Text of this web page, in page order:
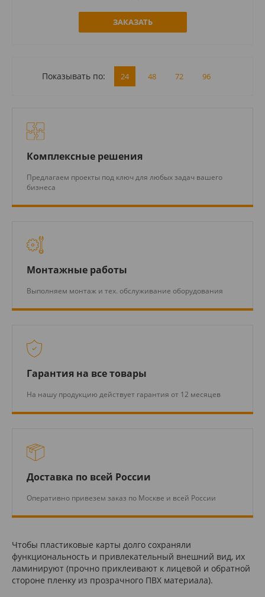
ЗАКАЗАТЬ
Показывать по: 24 48 72 96
Комплексные решения
Предлагаем проекты под ключ для любых задач вашего
бизнеса
Монтажные работы
Выполняем монтаж и тех. обслуживание оборудования
Гарантия на все товары
На нашу продукцию действует гарантия от 12 месяцев
Доставка по всей России
Оперативно привезем заказ по Москве и всей России
Чтобы пластиковые карты долго сохраняли
функциональность и привлекательный внешний вид, их
ламинируют (прочно приклеивают к лицевой и обратной
стороне пленку из прозрачного ПВХ материала).